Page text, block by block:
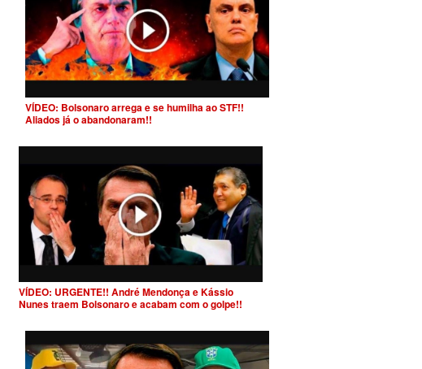
VÍDEO: Bolsonaro arrega e se humilha ao STF!!
Aliados já o abandonaram!!
VÍDEO: URGENTE!! André Mendonça e Kássio
Nunes traem Bolsonaro e acabam com o golpe!!